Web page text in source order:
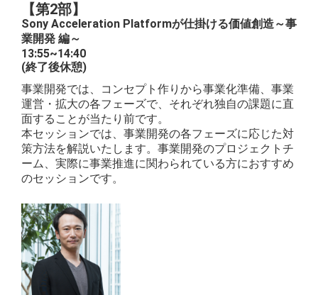
【第2部】
Sony Acceleration Platformが仕掛ける価値創造～事
業開発 編～
13:55~14:40
(終了後休憩)
事業開発では、コンセプト作りから事業化準備、事業
運営・拡大の各フェーズで、それぞれ独自の課題に直
面することが当たり前です。
本セッションでは、事業開発の各フェーズに応じた対
策方法を解説いたします。事業開発のプロジェクトチ
ーム、実際に事業推進に関わられている方におすすめ
のセッションです。